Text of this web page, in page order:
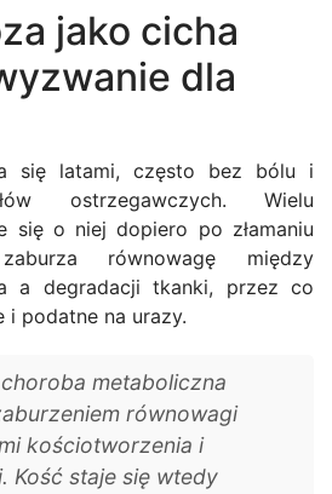
jako cicha
dla
się latami, często bez bólu i
ostrzegawczych. Wielu
się o niej dopiero po złamaniu
równowagę między
a degradacji tkanki, przez co
i podatne na urazy.
metaboliczna
równowagi
kościotworzenia i
Kość staje się wtedy